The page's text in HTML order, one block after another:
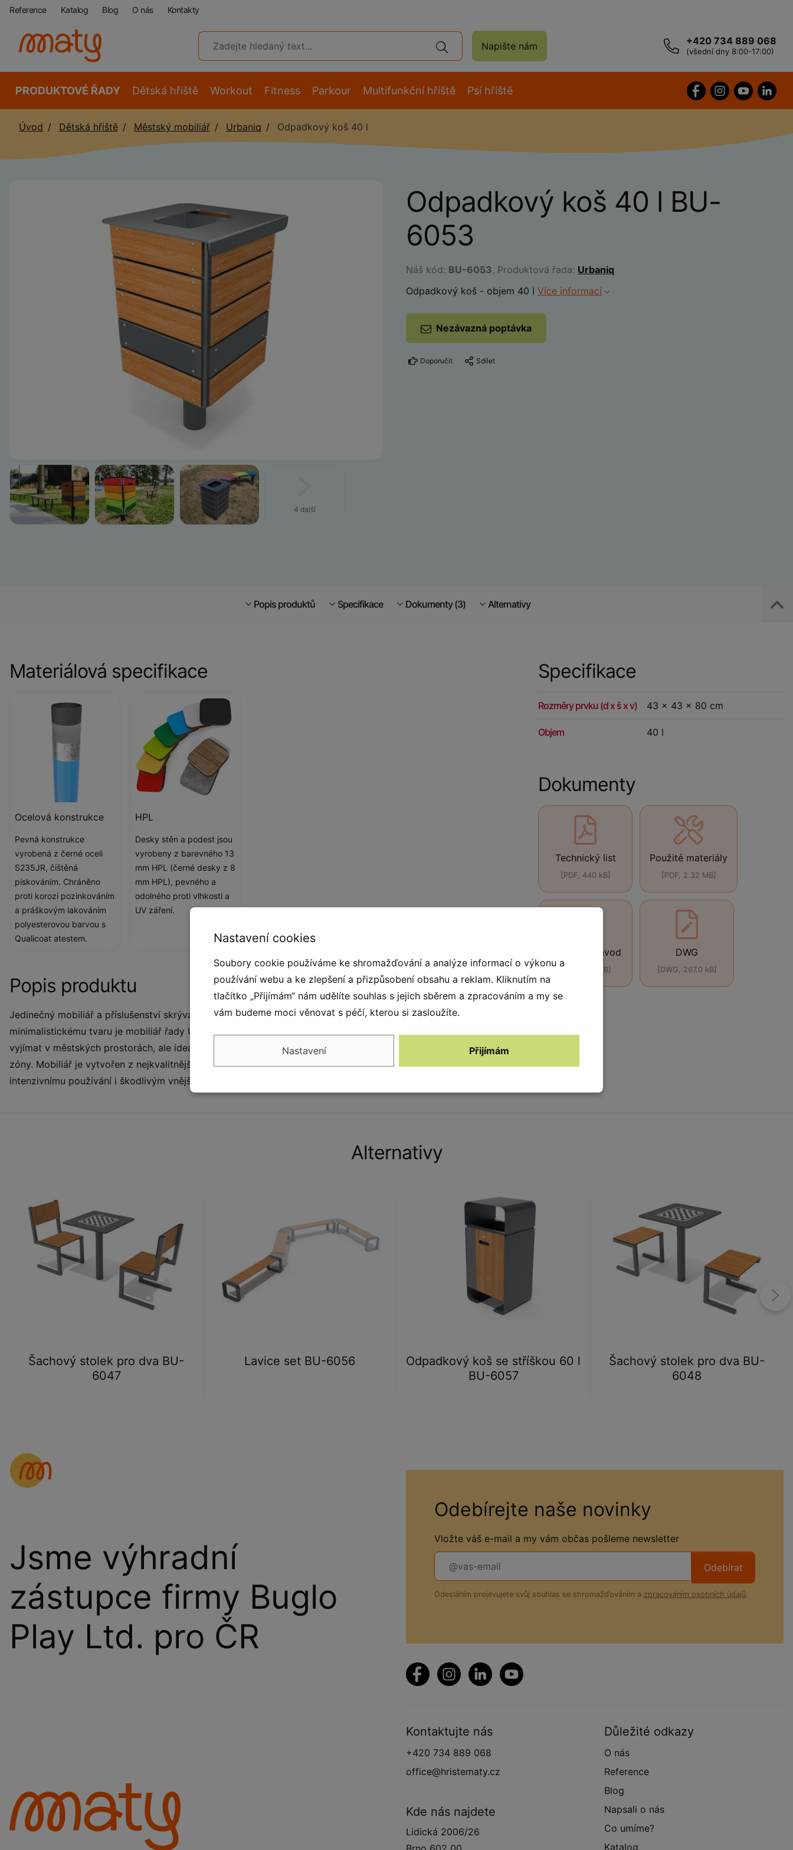
Reference Katalog Blog O nás Kontakty
Napište nám +420 734 889 068
(všední dny 8:00-17:00)
PRODUKTOVÉ ŘADY Dětská hřiště Workout Fitness Parkour Multifunkční hřiště Psí hřiště
Úvod Dětská hřiště Městský mobiliář Urbaniq Odpadkový koš 40 l
4 další
Odpadkový koš 40 l BU-
6053
Náš kód: BU-6053, Produktová řada: Urbaniq
Odpadkový koš - objem 40 l Více informací
Nezávazná poptávka
Doporučit Sdílet
Popis produktů Specifikace Dokumenty (3) Alternativy
Specifikace
Rozměry prvku (d x š x v) 43 x 43 x 80 cm
Objem 40 l
Dokumenty
Technický list
[PDF, 440 kB]
Použité materiály
[PDF, 2.32 MB]
Montážní návod
[ZIP, 301.0 kB]
DWG
[DWG, 267.0 kB]
Materiálová specifikace
Ocelová konstrukce
Pevná konstrukce
vyrobená z černé oceli
S235JR, čištěná
pískováním. Chráněno
proti korozi pozinkováním
a práškovým lakováním
polyesterovou barvou s
Qualicoat atestem.
HPL
Desky stěn a podest jsou
vyrobeny z barevného 13
mm HPL (černé desky z 8
mm HPL), pevného a
odolného proti vlhkosti a
UV záření.
Popis produktu
Jedinečný mobiliář a příslušenství skrývá řada Urbaniq. Díky neobvyklému designu, barvám a
minimalistickému tvaru je mobiliář řady Urbaniq skutečným poutačem pozornosti. Skvěle se bude
vyjímat v městských prostorách, ale ideální je také pro dětská hřiště, odpočinkové a volnočasové
zóny. Mobiliář je vytvořen z nejkvalitnějších materiálů - kovu, dřeva a plastu. Díky tomu je odolný vůči
intenzivnímu používání i škodlivým vnějším vlivům.
Alternativy
Šachový stolek pro dva BU-
6047
Lavice set BU-6056
Odpadkový koš se stříškou 60 l
BU-6057
Šachový stolek pro dva BU-
6048
Jsme výhradní
zástupce firmy Buglo
Play Ltd. pro ČR
Odebírejte naše novinky
Vložte váš e-mail a my vám občas pošleme newsletter
Odebírat
Odesláním projevujete svůj souhlas se shromažďováním a zpracováním osobních údajů.
Kontaktujte nás
+420 734 889 068
office@hristematy.cz
Kde nás najdete
Lidická 2006/26
Důležité odkazy
O nás
Reference
Blog
Napsali o nás
Co umíme?
Katalog
Nastavení cookies
Soubory cookie používáme ke shromažďování a analýze informací o výkonu a
používání webu a ke zlepšení a přizpůsobení obsahu a reklam. Kliknutím na
tlačítko „Přijímám“ nám udělíte souhlas s jejich sběrem a zpracováním a my se
vám budeme moci věnovat s péčí, kterou si zasloužíte.
Nastavení Přijímám